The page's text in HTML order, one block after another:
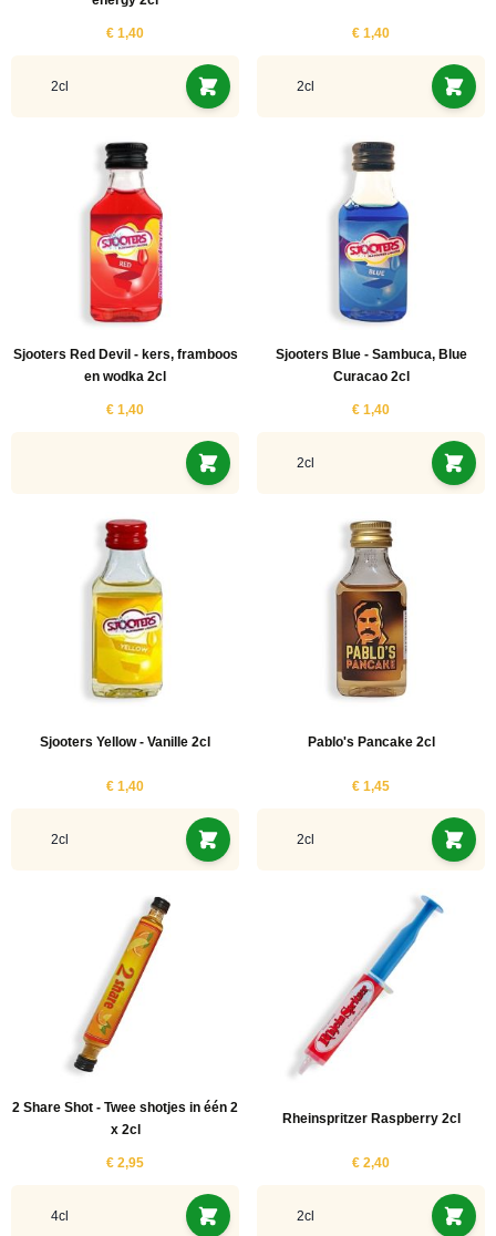
€ 1,40
2cl
€ 1,40
2cl
Sjooters Red Devil - kers, framboos
en wodka 2cl
€ 1,40
Sjooters Blue - Sambuca, Blue
Curacao 2cl
€ 1,40
2cl
Sjooters Yellow - Vanille 2cl
€ 1,40
2cl
Pablo's Pancake 2cl
€ 1,45
2cl
2 Share Shot - Twee shotjes in één 2
x 2cl
€ 2,95
4cl
Rheinspritzer Raspberry 2cl
€ 2,40
2cl